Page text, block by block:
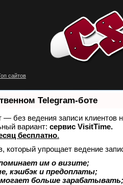
сайтов
Telegram-боте
— без ведения записи
вариант: сервис VisitTime.
бесплатно.
который упрощает ведение
им о визите;
кэшбэк и предоплаты;
больше зарабатывать;